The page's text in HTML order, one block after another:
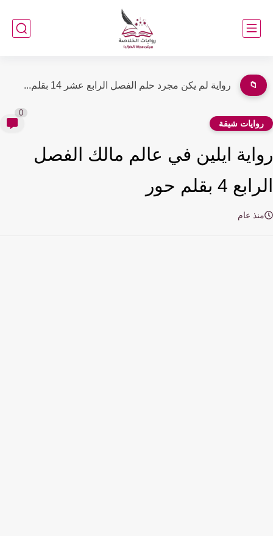
📁 رواية حبه لا يموت الفصل الثالث 3 بقلم شفق الغروب...
شيقة
ايلين في عالم مالك الفصل
4 بقلم حور
عام